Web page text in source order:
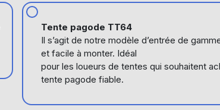
Tente pagode TT64
Il s’agit de notre modèle d’entrée de
et facile à monter. Idéal
pour les loueurs de tentes qui souhaitent
tente pagode fiable.